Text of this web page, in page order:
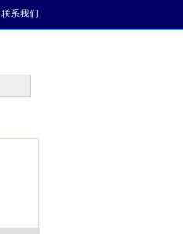
联系我们